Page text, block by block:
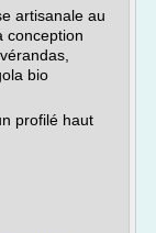
artisanale au
conception
bio
profilé haut